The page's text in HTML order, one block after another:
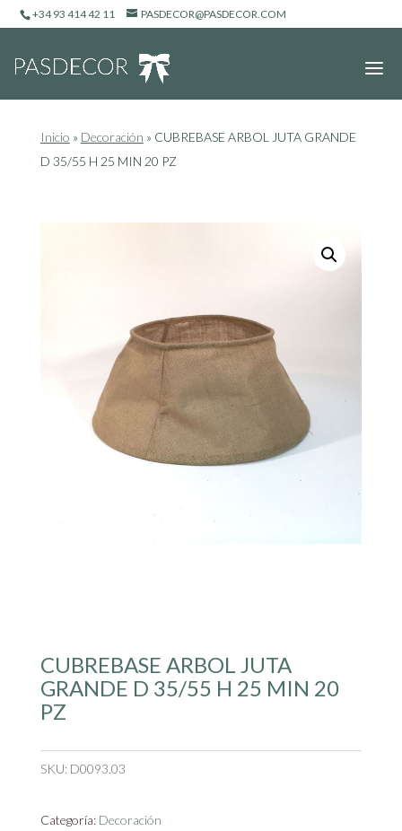
+34 93 414 42 11 PASDECOR@PASDECOR.COM
Inicio » Decoración » CUBREBASE ARBOL JUTA GRANDE
D 35/55 H 25 MIN 20 PZ
CUBREBASE ARBOL JUTA
GRANDE D 35/55 H 25 MIN 20
PZ
SKU: D0093.03
Categoría: Decoración